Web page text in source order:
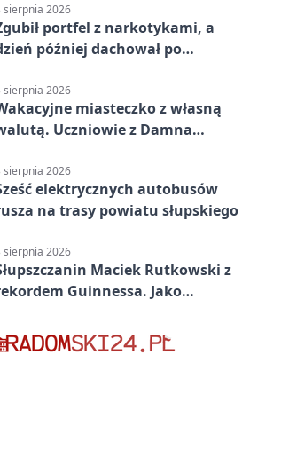
sierpnia 2026
portfel z narkotykami, a
później dachował po
sierpnia 2026
miasteczko z własną
Uczniowie z Damna
sierpnia 2026
elektrycznych autobusów
na trasy powiatu słupskiego
sierpnia 2026
Maciek Rutkowski z
Guinnessa. Jako
na desce windsurfingowej